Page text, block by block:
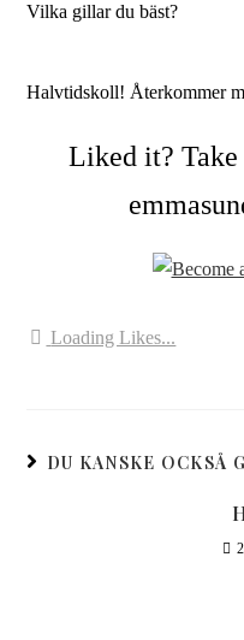
Vilka gillar du bäst?
Halvtidskoll! Återkommer
Liked it? Take
Loading Likes...
DU KANSKE OCKSÅ